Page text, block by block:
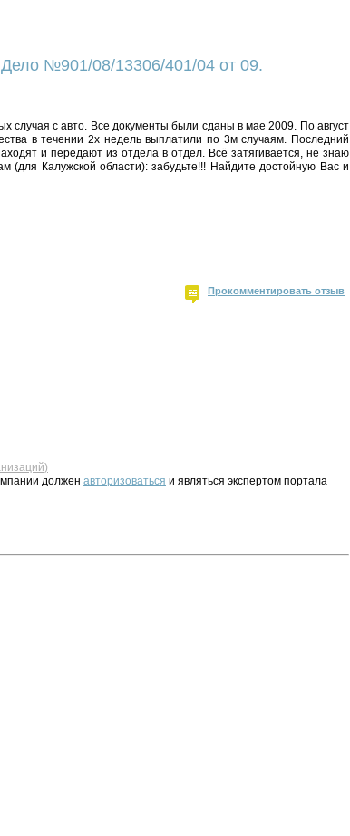
№901/08/13306/401/04 от 09.
с авто. Все документы были сданы в мае 2009. По август
в течении 2х недель выплатили по 3м случаям. Последний
и передают из отдела в отдел. Всё затягивается, не знаю
Калужской области): забудьте!!! Найдите достойную Вас и
Прокомментировать отзыв
должен авторизоваться и являться экспертом портала